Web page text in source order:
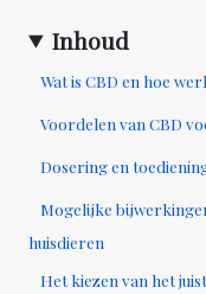
Inhoud
Wat is CBD en hoe
Voordelen van CBD
Dosering en
Mogelijke
huisdieren
Het kiezen van het